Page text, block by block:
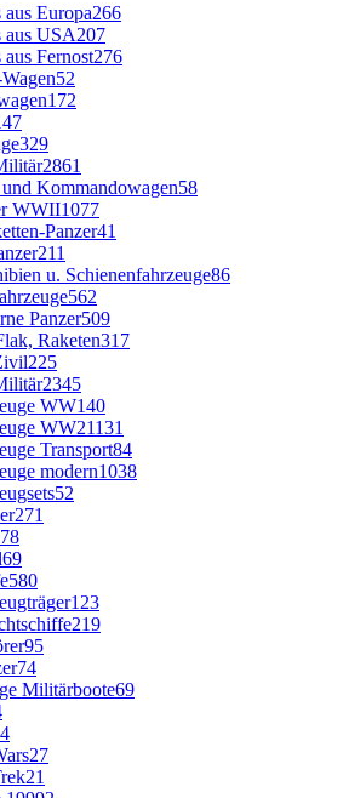
aus Europa266
aus USA207
aus Fernost276
52
172
329
2861
Kommandowagen58
WWII1077
Panzer41
211
u. Schienenfahrzeuge86
562
Panzer509
Raketen317
225
2345
WW140
WW21131
Transport84
modern1038
52
271
78
69
580
123
219
95
74
Militärboote69
27
21